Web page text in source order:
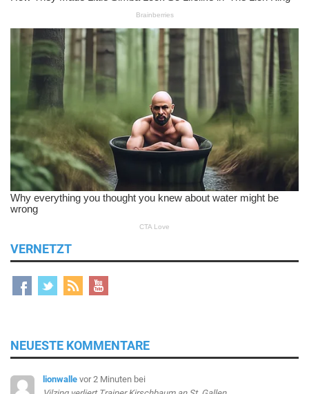
VERNETZT
NEUESTE KOMMENTARE
lionwalle vor 2 Minuten bei